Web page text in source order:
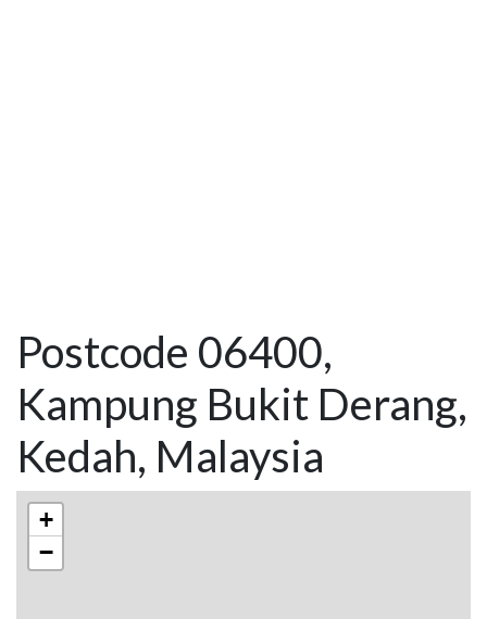
Postcode 06400,
Kampung Bukit Derang,
Kedah, Malaysia
+
−